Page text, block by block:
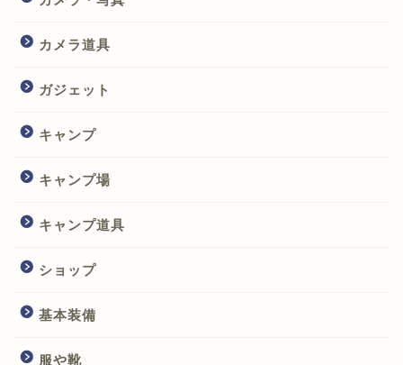
カメラ道具
ガジェット
キャンプ
キャンプ場
キャンプ道具
ショップ
基本装備
服や靴